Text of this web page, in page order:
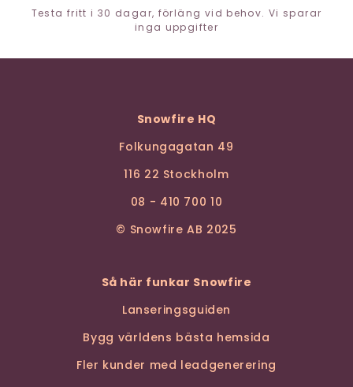
Testa fritt i 30 dagar, förläng vid behov. Vi sparar
inga uppgifter
Snowfire HQ
Folkungagatan 49
116 22 Stockholm
08 - 410 700 10
© Snowfire AB 2025
Så här funkar Snowfire
Lanseringsguiden
Bygg världens bästa hemsida
Fler kunder med leadgenerering